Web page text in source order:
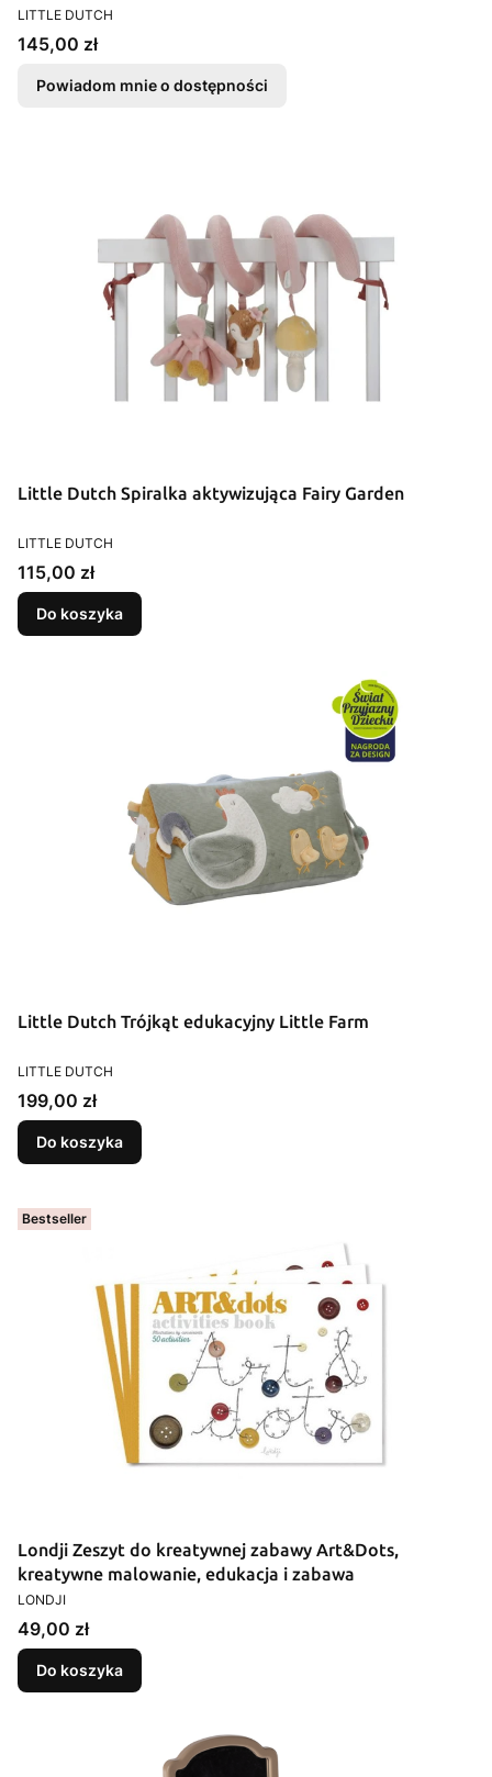
PRODUCENT
LITTLE DUTCH
Cena
145,00 zł
Powiadom mnie o dostępności
Little Dutch Spiralka aktywizująca Fairy Garden
PRODUCENT
LITTLE DUTCH
Cena
115,00 zł
Do koszyka
Little Dutch Trójkąt edukacyjny Little Farm
PRODUCENT
LITTLE DUTCH
Cena
199,00 zł
Do koszyka
Bestseller
Londji Zeszyt do kreatywnej zabawy Art&Dots,
kreatywne malowanie, edukacja i zabawa
PRODUCENT
LONDJI
Cena
49,00 zł
Do koszyka